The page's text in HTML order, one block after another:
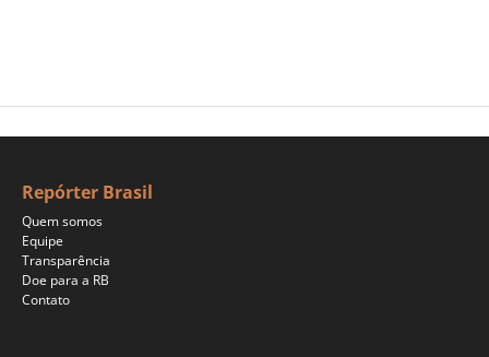
Repórter Brasil
Quem somos
Equipe
Transparência
Doe para a RB
Contato